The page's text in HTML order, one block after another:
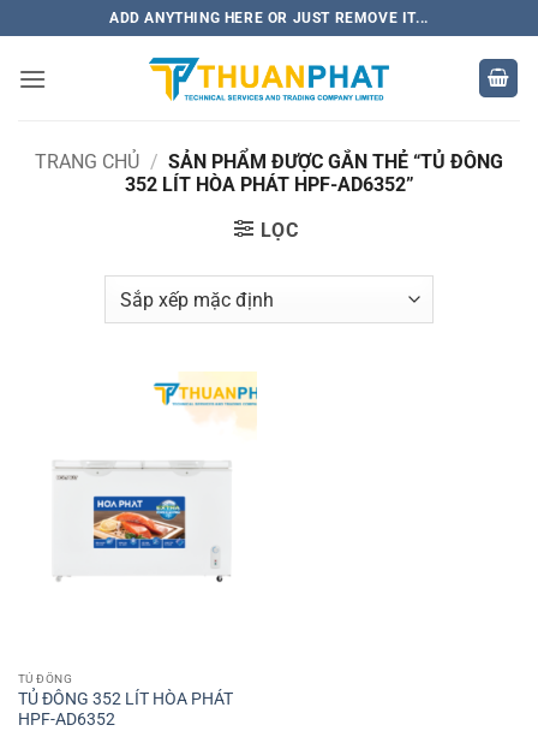
qua
nội
ADD ANYTHING HERE OR JUST REMOVE IT...
TRANG CHỦ / SẢN PHẨM ĐƯỢC GẮN THẺ “TỦ ĐÔNG
352 LÍT HÒA PHÁT HPF-AD6352”
LỌC
TỦ ĐÔNG
TỦ ĐÔNG 352 LÍT HÒA PHÁT
HPF-AD6352